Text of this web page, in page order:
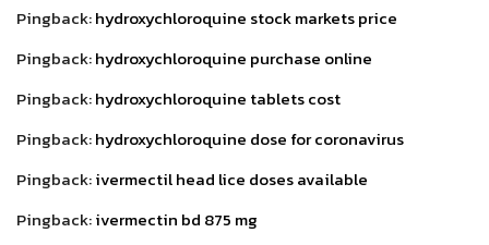
Pingback:hydroxychloroquine stock markets price
Pingback:hydroxychloroquine purchase online
Pingback:hydroxychloroquine tablets cost
Pingback:hydroxychloroquine dose for coronavirus
Pingback:ivermectil head lice doses available
Pingback:ivermectin bd 875 mg